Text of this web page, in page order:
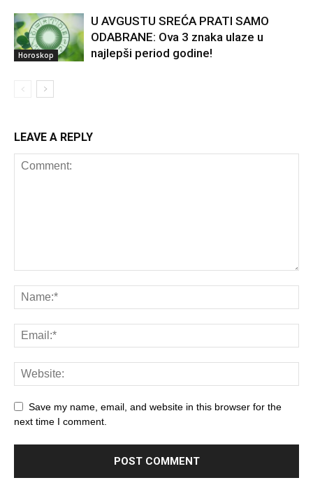
Horoskop
U AVGUSTU SREĆA PRATI SAMO
ODABRANE: Ova 3 znaka ulaze u
najlepši period godine!
LEAVE A REPLY
Save my name, email, and website in this browser for the
next time I comment.